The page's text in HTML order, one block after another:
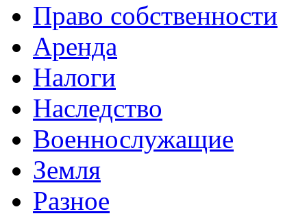
Право собственности
Аренда
Налоги
Наследство
Военнослужащие
Земля
Разное